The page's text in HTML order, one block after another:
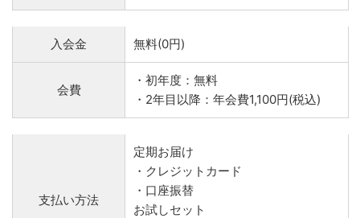
入会金 無料(0円)
会費
・初年度：無料
・2年目以降：年会費1,100円(税込)
支払い方法
定期お届け
・クレジットカード
・口座振替
お試しセット